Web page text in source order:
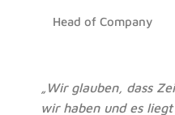
Head of Company
„Wir glauben, dass
wir haben und es